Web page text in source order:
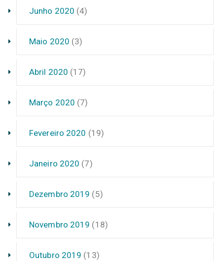
Junho 2020 (4)
Maio 2020 (3)
Abril 2020 (17)
Março 2020 (7)
Fevereiro 2020 (19)
Janeiro 2020 (7)
Dezembro 2019 (5)
Novembro 2019 (18)
Outubro 2019 (13)